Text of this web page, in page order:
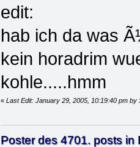
edit:
hab ich da was
kein horadrim
kohle.....hmm
« Last Edit: January 29, 2005, 10:19:40 pm by
Poster des 4701. posts in